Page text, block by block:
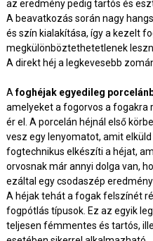
az eredmény pedig tartós és
A beavatkozás során nagy
és szín kialakítása, így a kezelt
megkülönböztethetetlenek
A direkt héj a legkevesebb
Afoghéjak egyedileg
amelyeket a fogorvos a
ér el. A porcelán héjnál első
vesz egy lenyomatot, amit
fogtechnikus elkészíti a héjat,
orvosnak már annyi dolga van,
ezáltal egy csodaszép
A héjak tehát a fogak felszínét
fogpótlás típusok. Ez az egyik
teljesen fémmentes és tartós,